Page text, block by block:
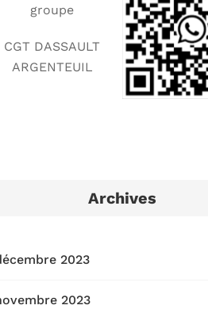
groupe
CGT DASSAULT
ARGENTEUIL
Archives
2023
2023